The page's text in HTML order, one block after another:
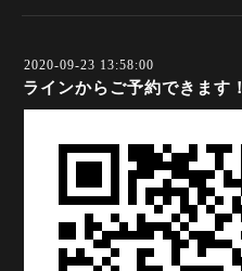
2020-09-23 13:58:00
ラインからご予約できます！